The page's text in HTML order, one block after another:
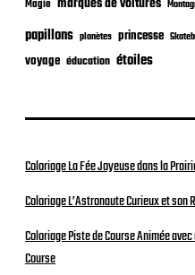
Magie
papillons planètes princesse
voyage éducation étoiles
Coloriage La Fée Joyeuse dans la
Coloriage L’Astronaute Curieux et son
Coloriage Piste de Course Animée
Course